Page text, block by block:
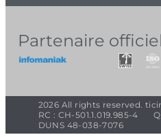
Partenaire officiel
2026 All rights reserved.
RC : CH-501.1.019.985-4
DUNS 48-038-7076